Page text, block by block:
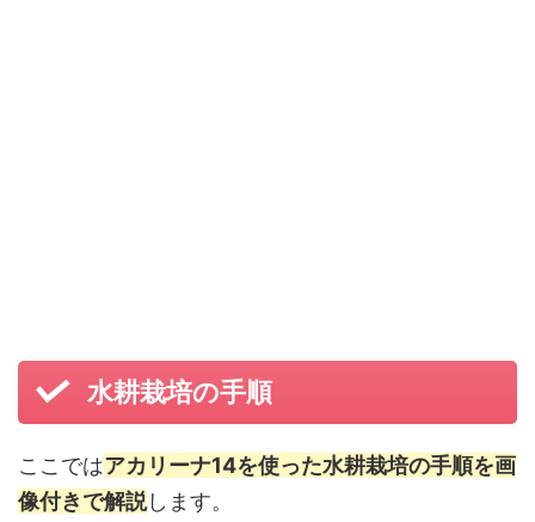
水耕栽培の手順
ここではアカリーナ14を使った水耕栽培の手順を画
像付きで解説します。